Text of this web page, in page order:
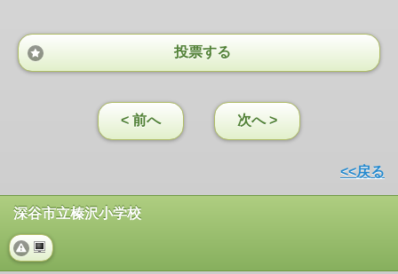
投票する
< 前へ 次へ >
<<戻る
深谷市立榛沢小学校